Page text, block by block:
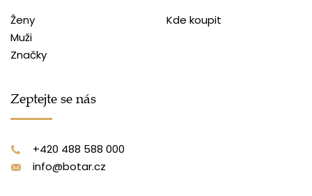
Ženy
Muži
Značky
Kde koupit
Zeptejte se nás
+420 488 588 000
info@botar.cz